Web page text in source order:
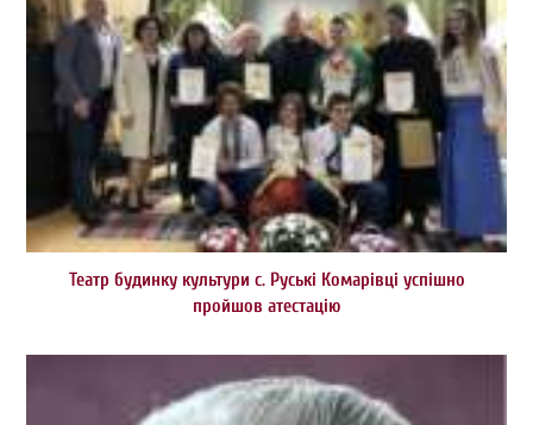
Театр будинку культури с. Руські Комарівці успішно
пройшов атестацію